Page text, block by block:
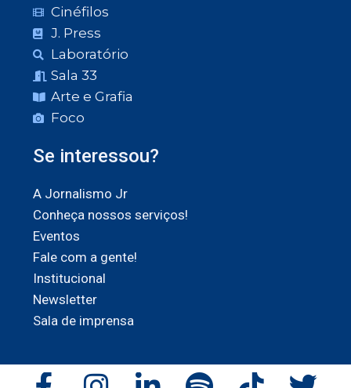
Cinéfilos
J. Press
Laboratório
Sala 33
Arte e Grafia
Foco
Se interessou?
A Jornalismo Jr
Conheça nossos serviços!
Eventos
Fale com a gente!
Institucional
Newsletter
Sala de imprensa